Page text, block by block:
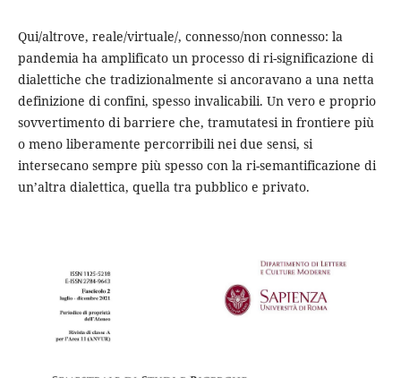
Qui/altrove, reale/virtuale/, connesso/non connesso: la
pandemia ha amplificato un processo di ri-significazione di
dialettiche che tradizionalmente si ancoravano a una netta
definizione di confini, spesso invalicabili. Un vero e proprio
sovvertimento di barriere che, tramutatesi in frontiere più
o meno liberamente percorribili nei due sensi, si
intersecano sempre più spesso con la ri-semantificazione di
un’altra dialettica, quella tra pubblico e privato.